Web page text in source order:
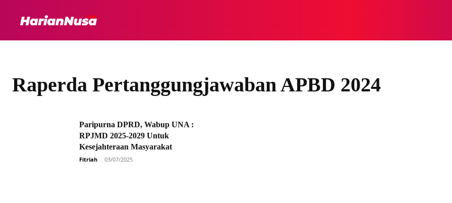
Raperda Pertanggungjawaban APBD 2024
Paripurna DPRD, Wabup UNA :
RPJMD 2025-2029 Untuk
Kesejahteraan Masyarakat
Fitriah - 03/07/2025